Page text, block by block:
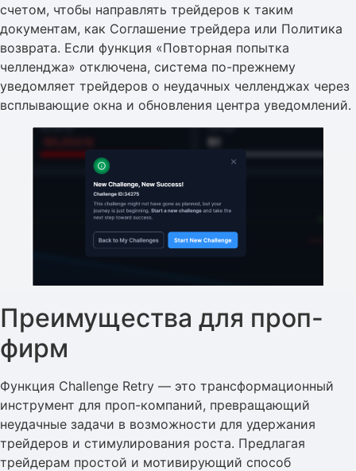
счетом, чтобы направлять трейдеров к таким
документам, как Соглашение трейдера или Политика
возврата. Если функция «Повторная попытка
челленджа» отключена, система по-прежнему
уведомляет трейдеров о неудачных челленджах через
всплывающие окна и обновления центра уведомлений.
Преимущества для проп-
фирм
Функция Challenge Retry — это трансформационный
инструмент для проп-компаний, превращающий
неудачные задачи в возможности для удержания
трейдеров и стимулирования роста. Предлагая
трейдерам простой и мотивирующий способ